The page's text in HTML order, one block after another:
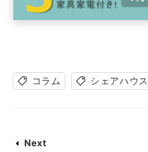
コラム シェアハウス
Next